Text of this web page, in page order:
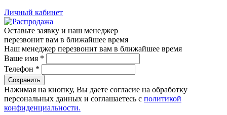
Личный кабинет
Оставьте заявку и наш менеджер
перезвонит вам в ближайшее время
Наш менеджер перезвонит вам в ближайшее время
Ваше имя *
Телефон *
Сохранить
Нажимая на кнопку, Вы даете согласие на обработку
персональных данных и соглашаетесь с политикой
конфиденциальности.